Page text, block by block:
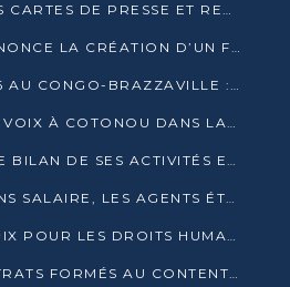
LE CSLC RELANCE LES CARTES DE PRESSE ET RECONNAÎT OFFICIELLEMENT LES MÉDIAS EN LIGNE
MÉDIAS : LE CSLC ANNONCE LA CRÉATION D’UN FONDS D’APPUI À LA PRESSE
PRESIDENTIELLE 2026 AU CONGO-BRAZZAVILLE : UN CASTING ÉLARGI
LE CONGO PORTE SA VOIX À COTONOU DANS LA LUTTE CONTRE LA TUBERCULOSE
LA SOPRIM DRESSE LE BILAN DE SES ACTIVITÉS ET FIXE DE NOUVELLES PRIORITÉS
DGMRFE : 16 MOIS SANS SALAIRE, LES AGENTS ÉTOUFFENT DANS LE SILENCE
LE SLAM ÉLÈVE LA VOIX POUR LES DROITS HUMAINS À BRAZZAVILLE
JUSTICE : DES MAGISTRATS FORMÉS AU CONTENTIEUX DE LA PROPRIÉTÉ INTELLECTUELLE